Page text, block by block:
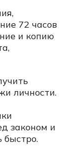
72 часов
и копию
личности.
законом и
быстро.